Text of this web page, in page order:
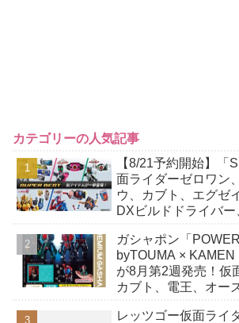
カテゴリーの人気記事
【8/21予約開始】「
面ライダーゼロワン
ウ、カブト、エグゼ
DXビルドドライバ
か12点！
ガシャポン「
byTOUMA × KAMEN
が8月第2週発売！仮
カブト、電王、オー
レッツゴー仮面ライ